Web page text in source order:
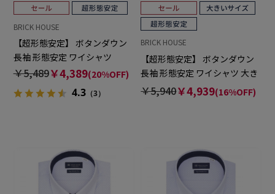
BRICK HOUSE
【超形態安定】 ボタンダウン
長袖 形態安定 ワイシャツ
￥5,489￥4,389(20%OFF)
4.3（3）
BRICK HOUSE
【超形態安定】 ボタンダウン
長袖 形態安定 ワイシャツ 大き
いサイズ
￥5,940￥4,939(16%OFF)